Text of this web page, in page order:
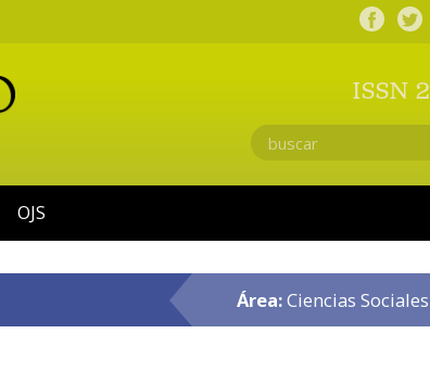
ISSN
OJS
Área:Ciencias